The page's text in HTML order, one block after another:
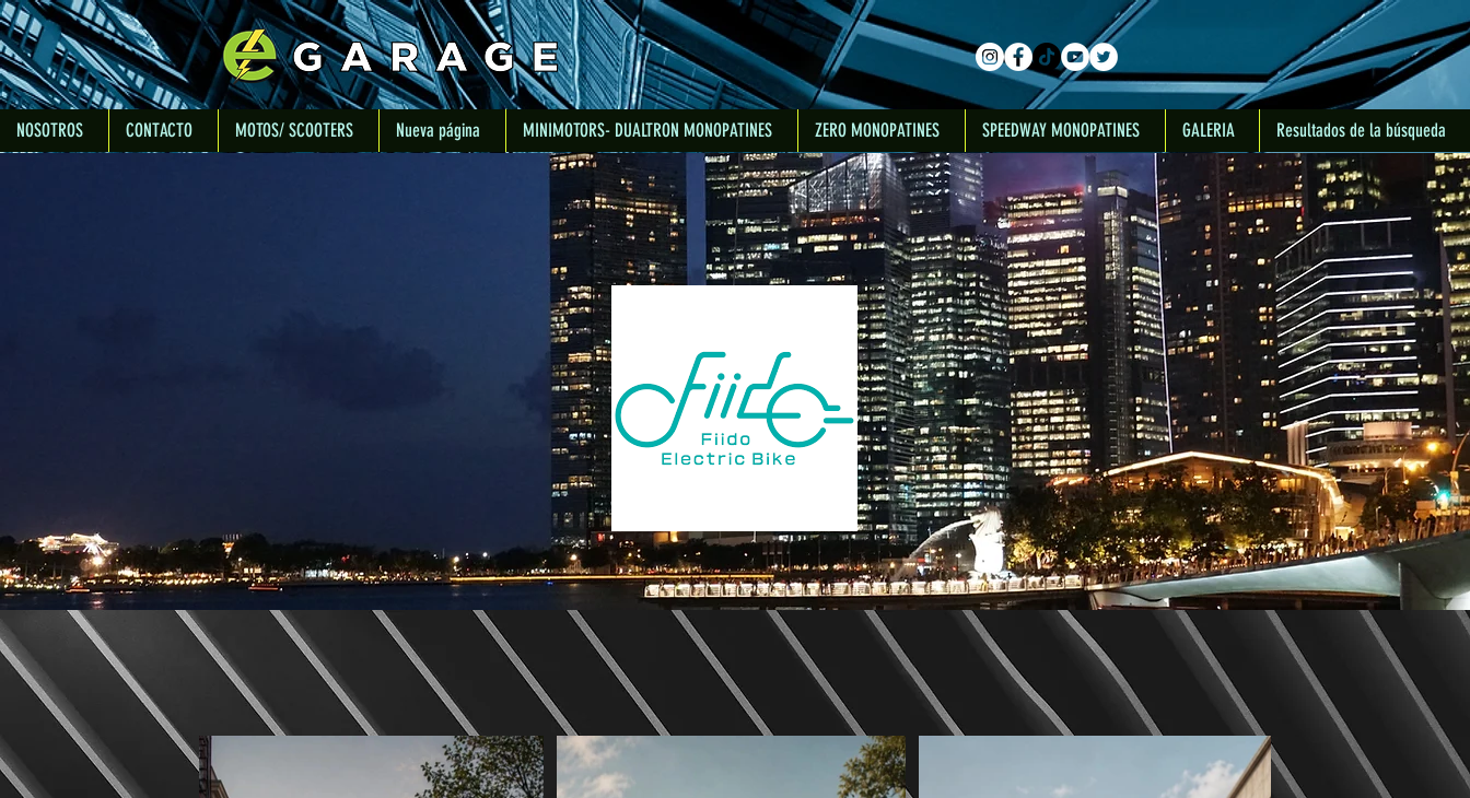
NOSOTROS CONTACTO MOTOS/ SCOOTERS Nueva página MINIMOTORS- DUALTRON MONOPATINES ZERO MONOPATINES SPEEDWAY MONOPATINES GALERIA Resultados de la búsqueda